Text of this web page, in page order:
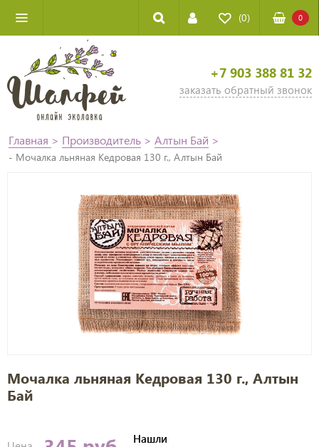
(0) 0
+7 903 388 81 32
заказать обратный звонок
Главная > Производитель > Алтын Бай >
- Мочалка льняная Кедровая 130 г., Алтын Бай
Мочалка льняная Кедровая 130 г., Алтын
Бай
Нашли